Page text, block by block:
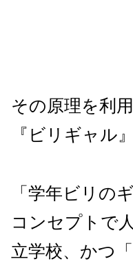
その原理を利
『ビリギャル
「学年ビリの
コンセプトで
立学校、かつ